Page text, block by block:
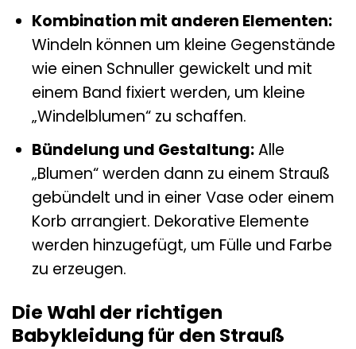
Kombination mit anderen Elementen:
Windeln können um kleine Gegenstände
wie einen Schnuller gewickelt und mit
einem Band fixiert werden, um kleine
„Windelblumen“ zu schaffen.
Bündelung und Gestaltung:Alle
„Blumen“ werden dann zu einem Strauß
gebündelt und in einer Vase oder einem
Korb arrangiert. Dekorative Elemente
werden hinzugefügt, um Fülle und Farbe
zu erzeugen.
Die Wahl der richtigen
Babykleidung für den Strauß